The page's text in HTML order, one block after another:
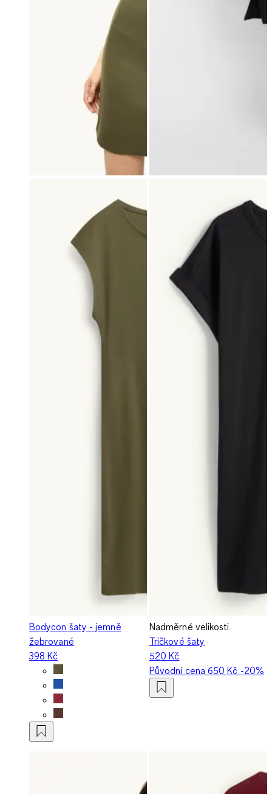
Bodycon šaty - jemně
žebrované
398 Kč
Nadměrné velikosti
Tričkové šaty
520 Kč
Původní cena650 Kč -20%